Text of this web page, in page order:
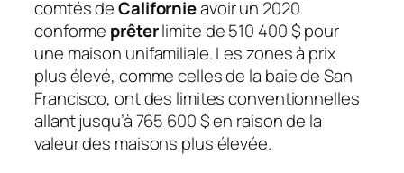
comtés deCalifornieavoir un 2020
conforme prêterlimite de 510 400 $ pour
une maison unifamiliale. Les zones à prix
plus élevé, comme celles de la baie de San
Francisco, ont des limites conventionnelles
allant jusqu’à 765 600 $ en raison de la
valeur des maisons plus élevée.